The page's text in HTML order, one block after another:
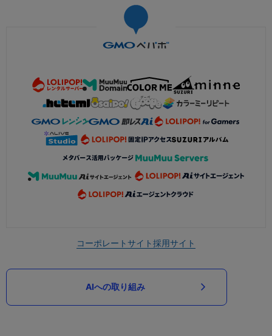
コーポレートサイト採用サイト
AIへの取り組み